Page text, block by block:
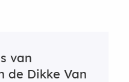
van
de Dikke Van